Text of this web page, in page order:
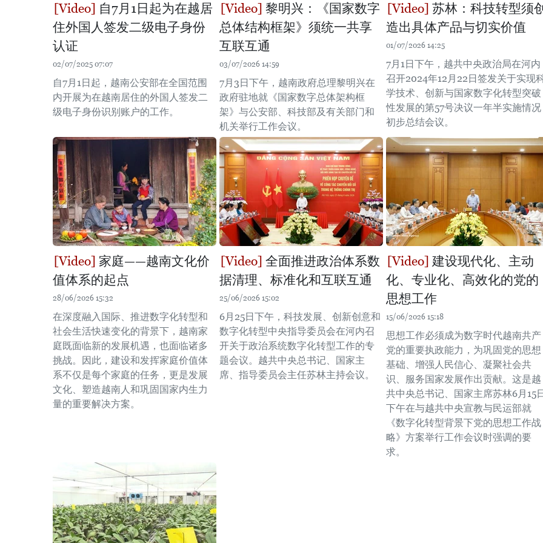
自7月1日起为在越居
住外国人签发二级电子身份
认证
02/07/2025 07:07
自7月1日起，越南公安部在全国范围
内开展为在越南居住的外国人签发二
级电子身份识别账户的工作。
黎明兴：《国家数字
总体结构框架》须统一共享
互联互通
03/07/2026 14:59
7月3日下午，越南政府总理黎明兴在
政府驻地就《国家数字总体架构框
架》与公安部、科技部及有关部门和
机关举行工作会议。
苏林：科技转型须
造出具体产品与切实价值
01/07/2026 14:25
7月1日下午，越共中央政治局在河内
召开2024年12月22日签发关于实现
学技术、创新与国家数字化转型突破
性发展的第57号决议一年半实施情况
初步总结会议。
家庭——越南文化价
值体系的起点
28/06/2026 15:32
在深度融入国际、推进数字化转型和
社会生活快速变化的背景下，越南家
庭既面临新的发展机遇，也面临诸多
挑战。因此，建设和发挥家庭价值体
系不仅是每个家庭的任务，更是发展
文化、塑造越南人和巩固国家内生力
量的重要解决方案。
全面推进政治体系数
据清理、标准化和互联互通
25/06/2026 15:02
6月25日下午，科技发展、创新创意和
数字化转型中央指导委员会在河内召
开关于政治系统数字化转型工作的专
题会议。越共中央总书记、国家主
席、指导委员会主任苏林主持会议。
建设现代化、主动
化、专业化、高效化的党的
思想工作
15/06/2026 15:18
思想工作必须成为数字时代越南共产
党的重要执政能力，为巩固党的思想
基础、增强人民信心、凝聚社会共
识、服务国家发展作出贡献。这是越
共中央总书记、国家主席苏林6月15
下午在与越共中央宣教与民运部就
《数字化转型背景下党的思想工作战
略》方案举行工作会议时强调的要
求。